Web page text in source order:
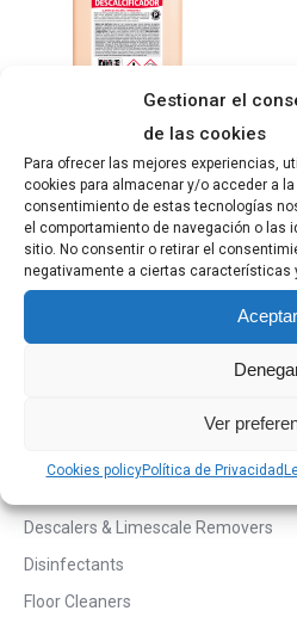
Gestionar el
de las cookies
Para ofrecer las mejores experiencias,
cookies para almacenar y/o acceder a
consentimiento de estas tecnologías
el comportamiento de navegación o las
sitio. No consentir o retirar el
negativamente a ciertas características
Aceptar
Ver
Cookies policyPolítica de Privacidad
Quitcal Professional
Remove Lime 5L- 25L
Product Categories
Descalers & Limescale Removers
Disinfectants
Floor Cleaners